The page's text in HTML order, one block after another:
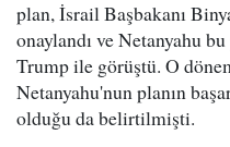
plan, İsrail Başbakanı
onaylandı ve Netanyahu
Trump ile görüştü. O
Netanyahu'nun planın
olduğu da belirtilmişti.